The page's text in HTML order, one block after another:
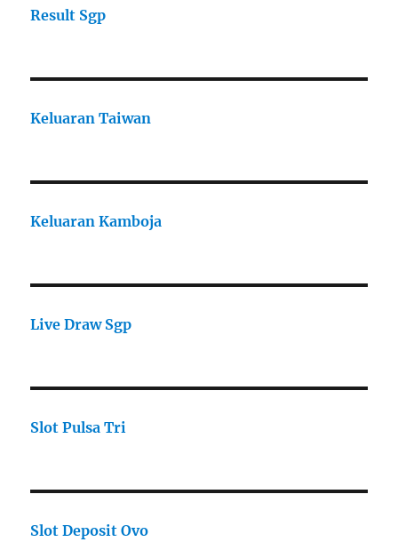
Result Sgp
Keluaran Taiwan
Keluaran Kamboja
Live Draw Sgp
Slot Pulsa Tri
Slot Deposit Ovo